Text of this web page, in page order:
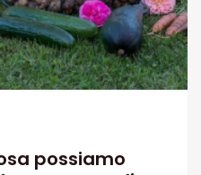
possiamo